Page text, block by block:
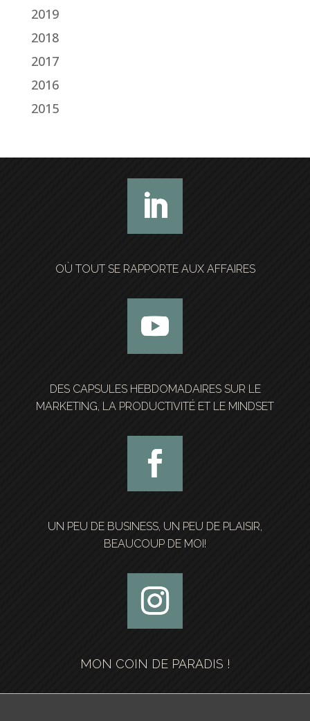
2019
2018
2017
2016
2015
OÙ TOUT SE RAPPORTE AUX AFFAIRES
DES CAPSULES HEBDOMADAIRES SUR LE
MARKETING, LA PRODUCTIVITÉ ET LE MINDSET
UN PEU DE BUSINESS, UN PEU DE PLAISIR,
BEAUCOUP DE MOI!
MON COIN DE PARADIS !